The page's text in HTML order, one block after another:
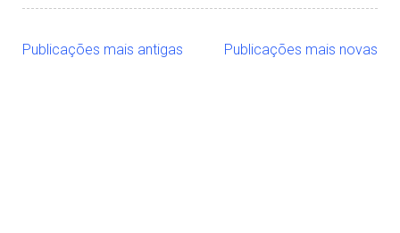
Publicações mais antigas Publicações mais novas